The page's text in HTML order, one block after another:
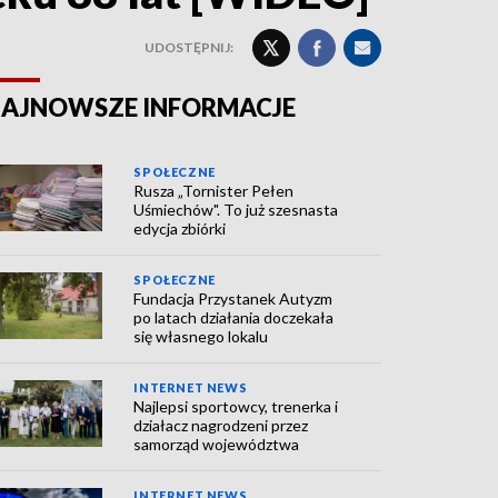
UDOSTĘPNIJ:
INFORMACJE
SPOŁECZNE
Rusza „Tornister Pełen
Uśmiechów". To już szesnasta
edycja zbiórki
SPOŁECZNE
Fundacja Przystanek Autyzm
po latach działania doczekała
się własnego lokalu
INTERNET NEWS
Najlepsi sportowcy, trenerka i
działacz nagrodzeni przez
samorząd województwa